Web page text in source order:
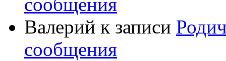
Валерий к записи
сообщения